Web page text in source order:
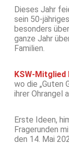
Dieses Jahr
sein 50-
besonders
ganze Jahr
Familien.
KSW-Mitglied
wo die „Guten
ihrer Ohrangel
Erste Ideen,
Fragerunden
den 14. Mai